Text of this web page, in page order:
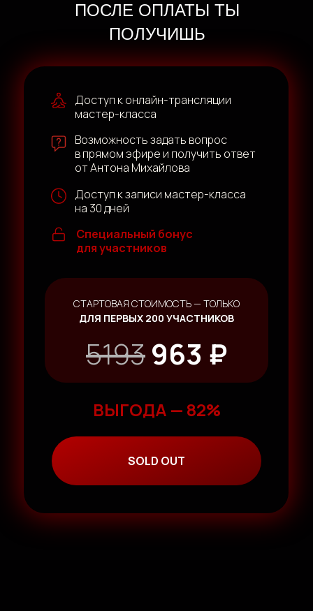
Возможность задать вопрос
в прямом эфире и получить ответ
от Антона Михайлова
Доступ к записи мастер-класса
на 30 дней
Доступ к онлайн-трансляции
мастер-класса
Специальный бонус
для участников
SOLD OUT
5193963 ₽
СТАРТОВАЯ СТОИМОСТЬ — ТОЛЬКО
ДЛЯ ПЕРВЫХ 200 УЧАСТНИКОВ
ПОСЛЕ ОПЛАТЫ ТЫ
ПОЛУЧИШЬ
ВЫГОДА — 82%